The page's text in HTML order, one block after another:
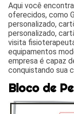
Aqui você
oferecidos, como
personalizado,
personalizado,
visita
equipamentos
empresa é capaz
conquistando sua
Bloco de